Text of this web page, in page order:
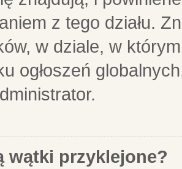
z tego działu.
w dziale, w
ogłoszeń
wątki przyklejone?